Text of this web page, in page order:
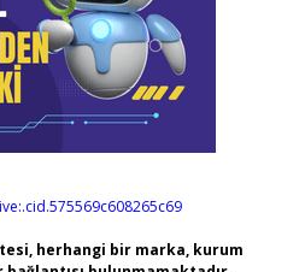
herhangi bir marka, kurum